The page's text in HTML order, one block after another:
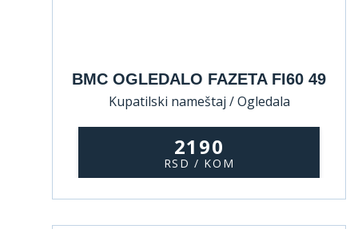
BMC OGLEDALO FAZETA FI60 49
Kupatilski nameštaj / Ogledala
2190
RSD / KOM